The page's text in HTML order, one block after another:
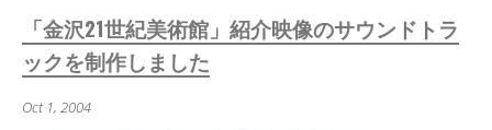
「金沢21世紀美術館」紹介映像のサウンドトラ
ックを制作しました
Oct 1, 2004